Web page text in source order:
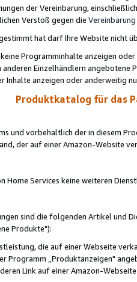
der Vereinbarung,
Verstoß gegen die Vereinbarung
hat darf Ihre Website nicht
Programminhalte anzeigen
Einzelhändlern
anzeigen oder anderweitig
Produktkatalog für das
und vorbehaltlich der in diesem
der auf einer Amazon-Website
Home Services keine weiteren
sind die folgenden Artikel und
Produkte"):
die auf einer Webseite
Programm „Produktanzeigen"
Link auf einer Amazon-